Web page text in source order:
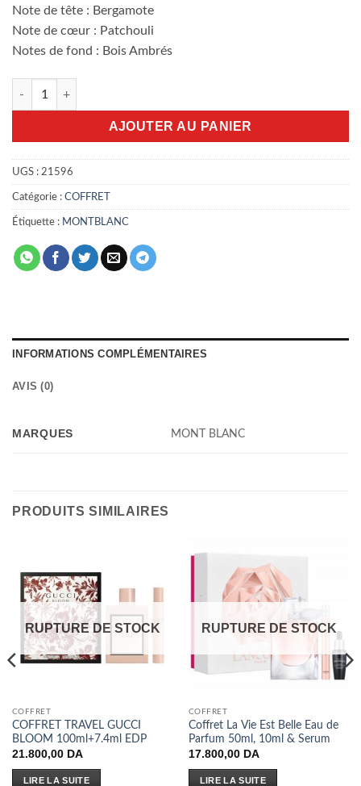
Note de tête : Bergamote
Note de cœur : Patchouli
Notes de fond : Bois Ambrés
AJOUTER AU PANIER
UGS : 21596
Catégorie : COFFRET
Étiquette : MONTBLANC
INFORMATIONS COMPLÉMENTAIRES
AVIS (0)
MARQUES MONT BLANC
PRODUITS SIMILAIRES
RUPTURE DE STOCK
COFFRET
COFFRET TRAVEL GUCCI
BLOOM 100ml+7.4ml EDP
21.800,00 DA
LIRE LA SUITE
RUPTURE DE STOCK
COFFRET
Coffret La Vie Est Belle Eau de
Parfum 50ml, 10ml & Serum
17.800,00 DA
LIRE LA SUITE